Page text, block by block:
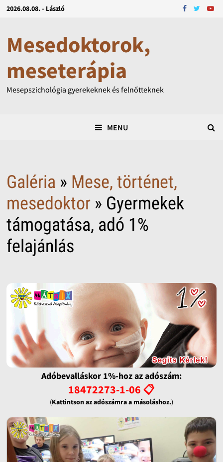
2026.08.08. - László
Mesedoktorok,
meseterápia
Mesepszichológia gyerekeknek és felnőtteknek
MENU
Galéria » Mese, történet,
mesedoktor» Gyermekek
támogatása, adó 1%
felajánlás
Adóbevalláskor 1%-hoz az adószám:
18472273-1-06 📋
(Kattintson az adószámra a másoláshoz.)